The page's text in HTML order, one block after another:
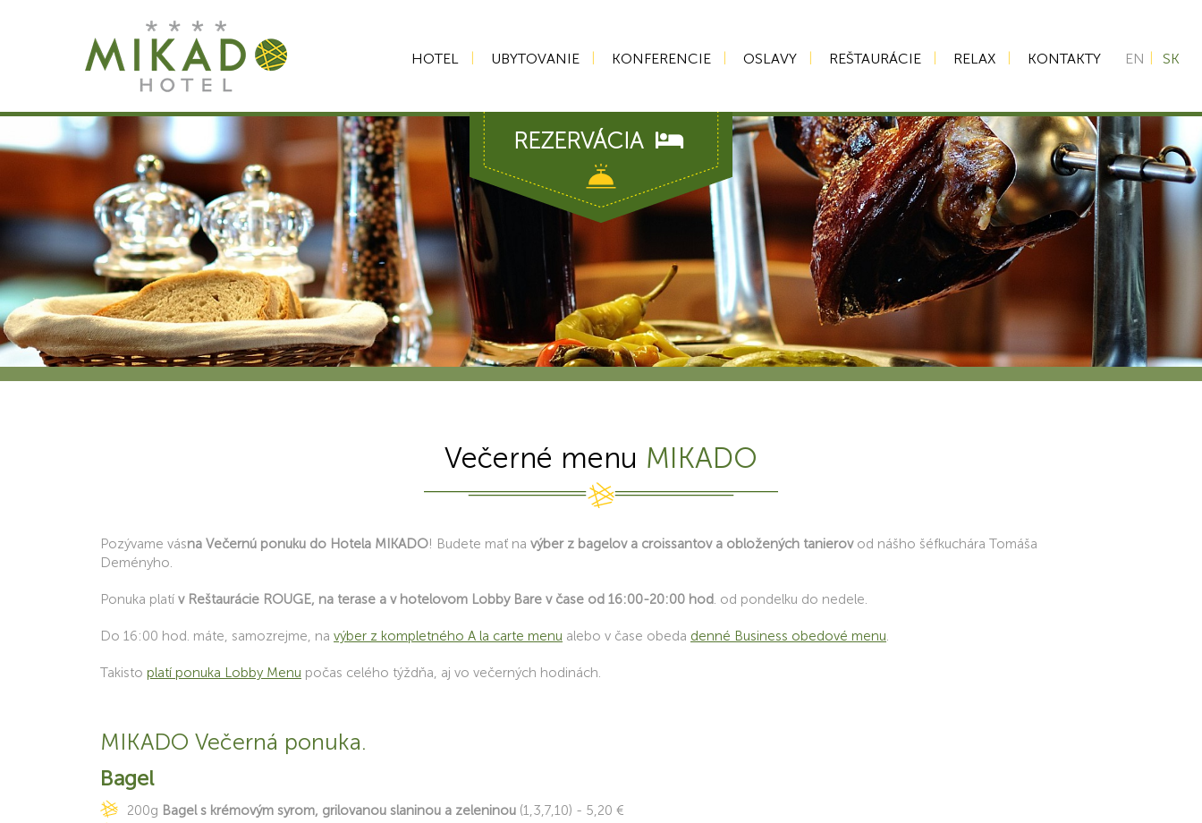
HOTEL UBYTOVANIE KONFERENCIE OSLAVY REŠTAURÁCIE RELAX KONTAKTY
REZERVÁCIA
EN SK
Večerné menu MIKADO
Pozývame vásna Večernú ponuku do Hotela MIKADO! Budete mať na výber z bagelov a croissantov a obložených tanierov od nášho šéfkuchára Tomáša
Deményho.
Ponuka platí v Reštaurácie ROUGE, na terase a v hotelovom Lobby Bare v čase od 16:00-20:00 hod. od pondelku do nedele.
Do 16:00 hod. máte, samozrejme, na výber z kompletného A la carte menu alebo v čase obeda denné Business obedové menu.
Takisto platí ponuka Lobby Menu počas celého týždňa, aj vo večerných hodinách.
MIKADO Večerná ponuka.
Bagel
200g Bagel s krémovým syrom, grilovanou slaninou a zeleninou (1,3,7,10) - 5,20 €